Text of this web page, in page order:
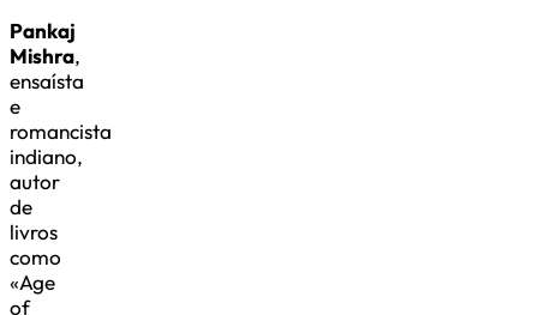
Pankaj
Mishra,
ensaísta
e
romancista
indiano,
autor
de
livros
como
«Age
of